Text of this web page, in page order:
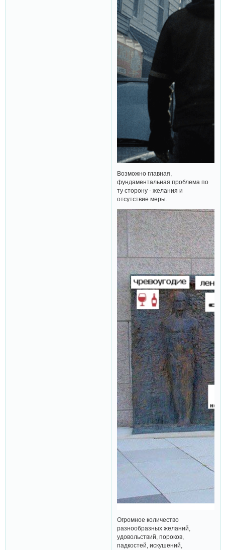
Возможно главная,
фундаментальная проблема по
ту сторону - желания и
отсутствие меры.
Огромное количество
разнообразных желаний,
удовольствий, пороков,
падкостей, искушений,